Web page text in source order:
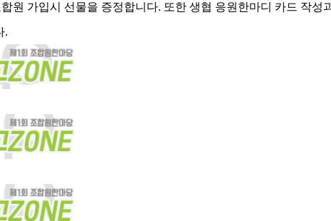
원 가입시 선물을 증정합니다. 또한 생협 응원한마디 카드 작성
.